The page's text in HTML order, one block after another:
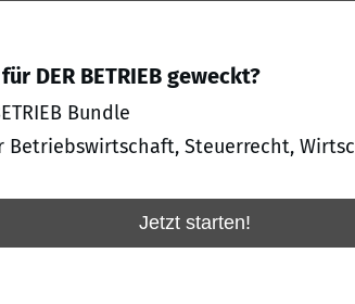
DER BETRIEB geweckt?
Bundle
Steuerrecht,
Jetzt starten!